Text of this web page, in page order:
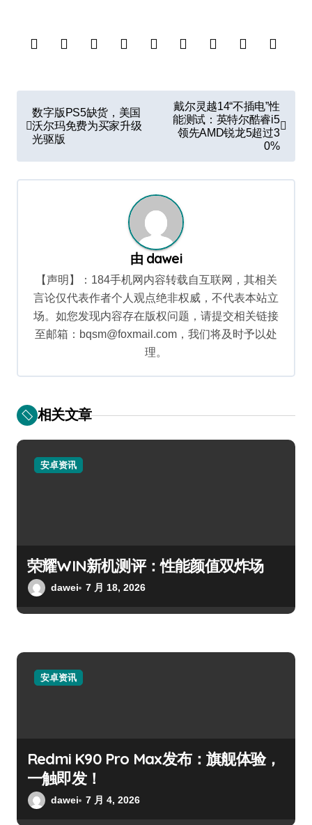
章
导
数字版PS5缺货，美国
沃尔玛免费为买家升级
光驱版
戴尔灵越14“不插电”性
能测试：英特尔酷睿i5
领先AMD锐龙5超过3
0%
由 dawei
【声明】：184手机网内容转载自互联网，其相关
言论仅代表作者个人观点绝非权威，不代表本站立
场。如您发现内容存在版权问题，请提交相关链接
至邮箱：bqsm@foxmail.com，我们将及时予以处
理。
相关文章
安卓资讯
荣耀WIN新机测评：性能颜值双炸场
dawei 7 月 18, 2026
安卓资讯
Redmi K90 Pro Max发布：旗舰体验，
一触即发！
dawei 7 月 4, 2026